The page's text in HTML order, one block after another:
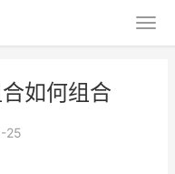
如何组合
25